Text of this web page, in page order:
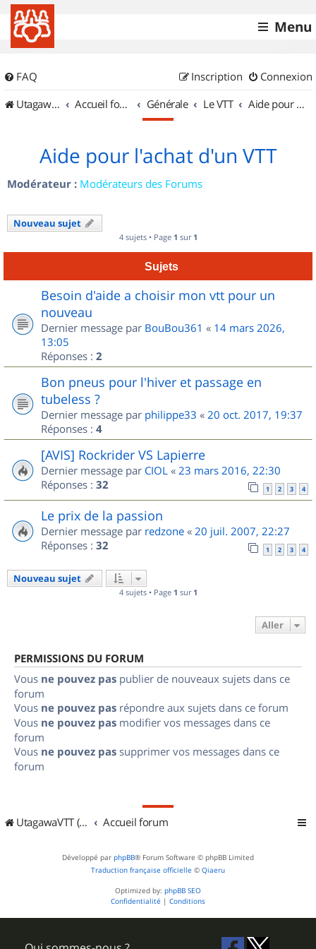
Menu
FAQ Connexion
Inscription
UtagawaVTT (Randos VTT et VTTAE avec traces GPS)
Accueil forum Générale Le VTT Aide pour l'achat d'un VTT
Aide pour l'achat d'un VTT
Modérateur : Modérateurs des Forums
Nouveau sujet
4 sujets • Page 1 sur 1
Sujets
Besoin d'aide a choisir mon vtt pour un
nouveau
Dernier message par BouBou361 « 14 mars 2026,
13:05
Réponses : 2
Bon pneus pour l'hiver et passage en
tubeless ?
Dernier message par philippe33 « 20 oct. 2017, 19:37
Réponses : 4
[AVIS] Rockrider VS Lapierre
Dernier message par CIOL « 23 mars 2016, 22:30
Réponses : 32 1 2 3 4
Le prix de la passion
Dernier message par redzone « 20 juil. 2007, 22:27
Réponses : 32 1 2 3 4
Nouveau sujet
4 sujets • Page 1 sur 1
Aller
PERMISSIONS DU FORUM
Vous ne pouvez pas publier de nouveaux sujets dans ce
forum
Vous ne pouvez pas répondre aux sujets dans ce forum
Vous ne pouvez pas modifier vos messages dans ce
forum
Vous ne pouvez pas supprimer vos messages dans ce
forum
UtagawaVTT (Randos VTT et VTTAE avec traces GPS) Accueil forum
Développé par phpBB® Forum Software © phpBB Limited
Traduction française officielle © Qiaeru
Optimized by: phpBB SEO
Confidentialité | Conditions